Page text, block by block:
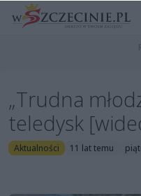
„Trudna
teledysk
Aktualności 11 lat temu